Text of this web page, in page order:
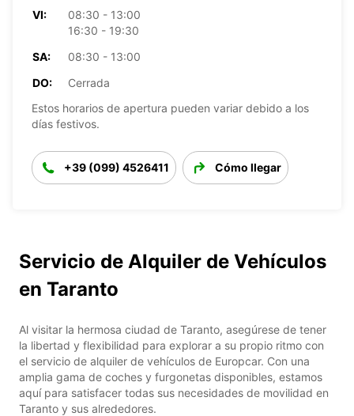
VI:
08:30 - 13:00
16:30 - 19:30
SA:
08:30 - 13:00
DO:
Cerrada
Estos horarios de apertura pueden variar debido a los
días festivos.
+39 (099) 4526411 Cómo llegar
Servicio de Alquiler de Vehículos
en Taranto
Al visitar la hermosa ciudad de Taranto, asegúrese de tener
la libertad y flexibilidad para explorar a su propio ritmo con
el servicio de alquiler de vehículos de Europcar. Con una
amplia gama de coches y furgonetas disponibles, estamos
aquí para satisfacer todas sus necesidades de movilidad en
Taranto y sus alrededores.